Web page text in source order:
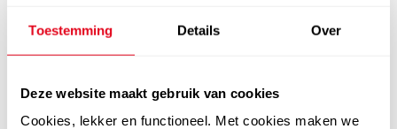
Toestemming Details Over
Deze website maakt gebruik van cookies
Cookies, lekker en functioneel. Met cookies maken we